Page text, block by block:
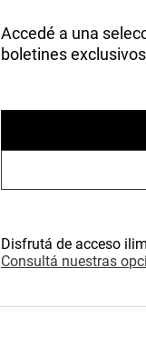
Accedé a una
boletines
Disfrutá de acceso
Consultá nuestras